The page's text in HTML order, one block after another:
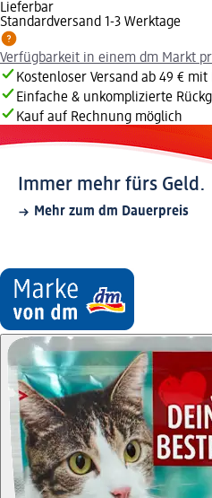
Lieferbar
Standardversand 1-3 Werktage
Verfügbarkeit in einem dm Markt
Kostenloser Versand ab 49 €
Einfache & unkomplizierte
Kauf auf Rechnung möglich
Immer mehr fürs Geld.
Mehr zum dm Dauerpreis